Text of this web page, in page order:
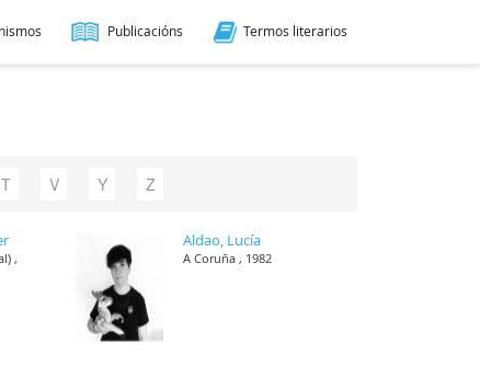
Publicacións Termos literarios
T V Y Z
,
Aldao, Lucía
A Coruña , 1982